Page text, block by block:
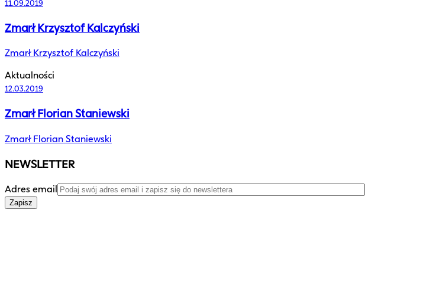
11.09.2019
Zmarł Krzysztof Kalczyński
Zmarł Krzysztof Kalczyński
Aktualności
12.03.2019
Zmarł Florian Staniewski
Zmarł Florian Staniewski
NEWSLETTER
Adres email
Zapisz